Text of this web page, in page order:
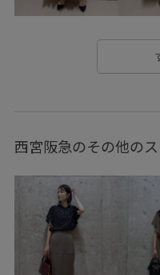
イージーケア エレガン
オフィスカジュアル
コラボ
スタイルアップ スタン
ストラップ スマート
デイリー使い デニム生
ハイウエスト ベルクロ
西宮阪急のその他の